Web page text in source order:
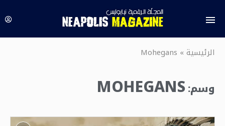
الرئيسية»
Mohegans
وسم:MOHEGANS